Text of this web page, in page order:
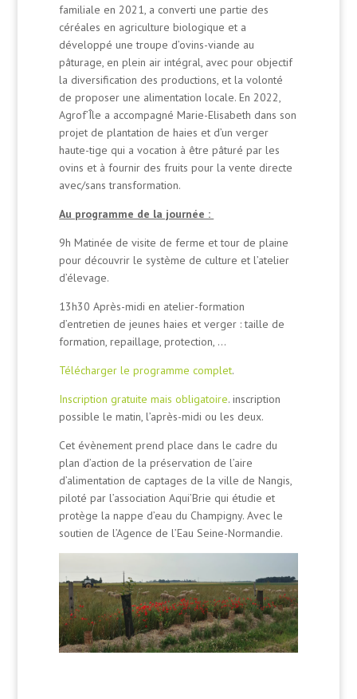
familiale en 2021, a converti une partie des
céréales en agriculture biologique et a
développé une troupe d’ovins-viande au
pâturage, en plein air intégral, avec pour objectif
la diversification des productions, et la volonté
de proposer une alimentation locale. En 2022,
Agrof’Île a accompagné Marie-Elisabeth dans son
projet de plantation de haies et d’un verger
haute-tige qui a vocation à être pâturé par les
ovins et à fournir des fruits pour la vente directe
avec/sans transformation.
Au programme de la journée :
9h Matinée de visite de ferme et tour de plaine
pour découvrir le système de culture et l’atelier
d’élevage.
13h30 Après-midi en atelier-formation
d’entretien de jeunes haies et verger : taille de
formation, repaillage, protection, …
Télécharger le programme complet.
Inscription gratuite mais obligatoire. inscription
possible le matin, l’après-midi ou les deux.
Cet évènement prend place dans le cadre du
plan d’action de la préservation de l’aire
d’alimentation de captages de la ville de Nangis,
piloté par l’association Aqui’Brie qui étudie et
protège la nappe d’eau du Champigny. Avec le
soutien de l’Agence de l’Eau Seine-Normandie.